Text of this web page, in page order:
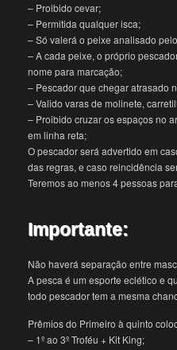
– Proibido cevar;
– Permitida qualquer isca;
– Só valerá o peixe analisado
– A cada peixe, o próprio
nome para marcação;
– Pescador que chegar atrasado
– Valido varas de molinete,
– Proibido cruzar os espaços no
em linha reta;
O pescador será advertido em
das regras, e caso reincidência
Teremos ao menos 4 pessoas
Importante:
Não haverá separação entre
A pesca é um esporte eclético e
todo pescador tem a mesma
Prêmios do Primeiro à quinto
– 1º ao 3º Troféu + Kit King;